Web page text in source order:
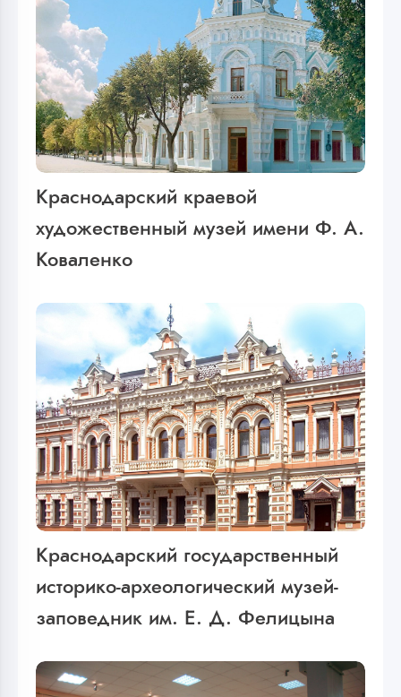
Краснодарский краевой
художественный музей имени Ф. А.
Коваленко
Краснодарский государственный
историко-археологический музей-
заповедник им. Е. Д. Фелицына